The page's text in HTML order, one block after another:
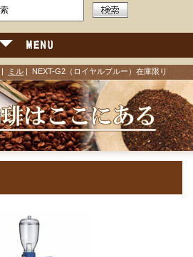
ミル | NEXT-G2（ロイヤルブルー）在庫限り